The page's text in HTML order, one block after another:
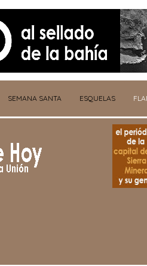
SEMANA SANTA ESQUELAS